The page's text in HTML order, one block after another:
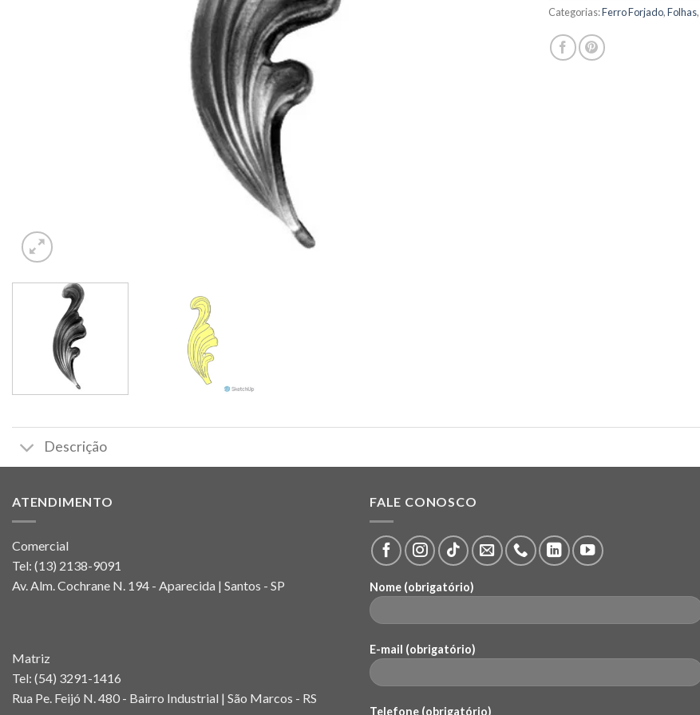
Categorias:Ferro Forjado,Folhas,
Descrição
ATENDIMENTO
Comercial
Tel: (13) 2138-9091
Av. Alm. Cochrane N. 194 - Aparecida | Santos - SP
Matriz
Tel: (54) 3291-1416
Rua Pe. Feijó N. 480 - Bairro Industrial | São Marcos - RS
FALE CONOSCO
Nome (obrigatório)
E-mail (obrigatório)
Telefone (obrigatório)